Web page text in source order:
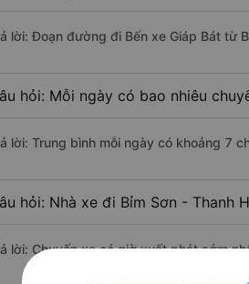
lời: Đoạn đường đi Bến xe Giáp Bát từ
hỏi: Mỗi ngày có bao nhiêu
lời: Trung bình mỗi ngày có khoảng 7
hỏi: Nhà xe đi Bỉm Sơn - Thanh
lời: Chuyến xe có giờ xuất phát sớm